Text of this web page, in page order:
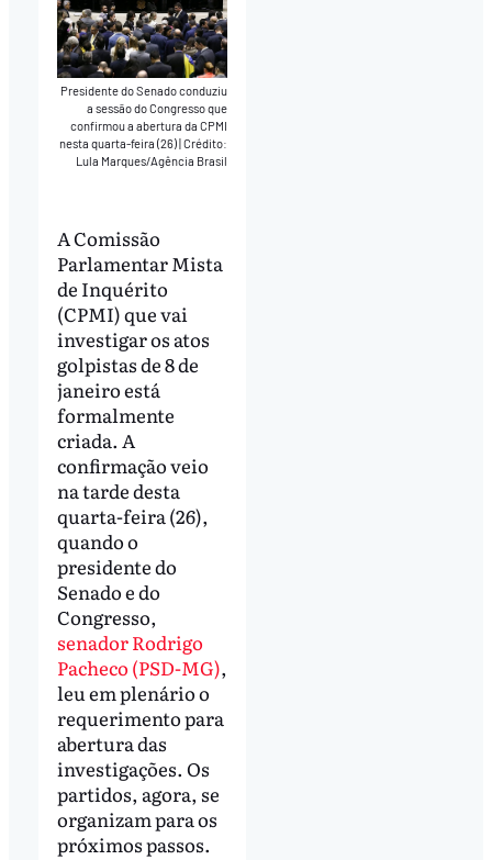
Presidente do Senado conduziu
a sessão do Congresso que
confirmou a abertura da CPMI
nesta quarta-feira (26)|Crédito:
Lula Marques/Agência Brasil
A Comissão
Parlamentar Mista
de Inquérito
(CPMI) que vai
investigar os atos
golpistas de 8 de
janeiro está
formalmente
criada. A
confirmação veio
na tarde desta
quarta-feira (26),
quando o
presidente do
Senado e do
Congresso,
senador Rodrigo
Pacheco (PSD-MG),
leu em plenário o
requerimento para
abertura das
investigações. Os
partidos, agora, se
organizam para os
próximos passos.